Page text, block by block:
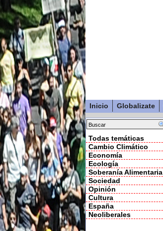
Inicio Globalizate
Todas temáticas
Cambio Climático
Economía
Ecología
Soberanía Alimentaria
Sociedad
Opinión
Cultura
España
Neoliberales